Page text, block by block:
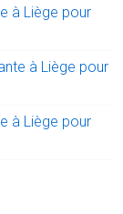
à Liège pour
à Liège pour
à Liège pour